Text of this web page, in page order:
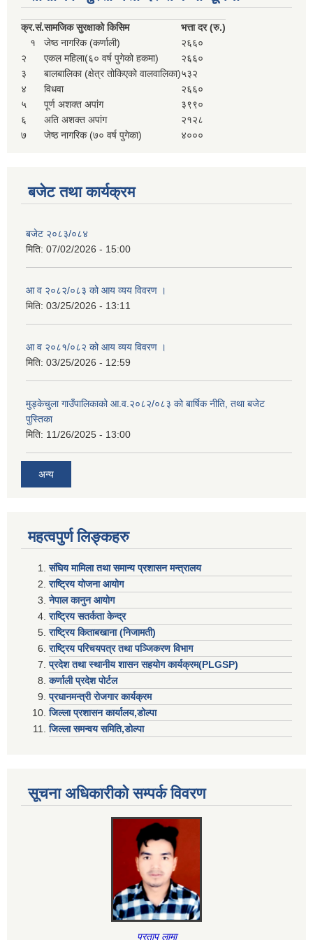
क्र.सं.सामजिक सुरक्षाको किसिम
भत्ता दर (रु.)
१
जेष्ठ नागरिक (कर्णाली)
२६६०
२
एकल महिला(६० वर्ष पुगेको हकमा)
२६६०
३
बालबालिका (क्षेत्र तोकिएको वालवालिका)५३२
४
विधवा
२६६०
५
पूर्ण अशक्त अपांग
३९९०
६
अति अशक्त अपांग
२१२८
७
जेष्ठ नागरिक (७० वर्ष पुगेका) ४०००
बजेट तथा कार्यक्रम
बजेट २०८३/०८४
मिति: 07/02/2026 - 15:00
आ व २०८२/०८३ को आय व्यय विवरण ।
मिति: 03/25/2026 - 13:11
आ व २०८१/०८२ को आय व्यय विवरण ।
मिति: 03/25/2026 - 12:59
मुड्केचुला गाउँपालिकाको आ.व.२०८२/०८३ को बार्षिक नीति, तथा बजेट
पुस्तिका
मिति: 11/26/2025 - 13:00
अन्य
महत्वपुर्ण लिङ्कहरु
संघिय मामिला तथा समान्य प्रशासन मन्त्रालय
राष्ट्रिय योजना आयोग
नेपाल कानुन आयोग
राष्ट्रिय सतर्कता केन्द्र
राष्ट्रिय किताबखाना (निजामती)
राष्ट्रिय परिचयपत्र तथा पञ्जिकरण विभाग
प्रदेश तथा स्थानीय शासन सहयाेग कार्यक्रम(PLGSP)
कर्णाली प्रदेश पोर्टल
प्रधानमन्त्री राेजगार कार्यक्रम
जिल्ला प्रशासन कार्यालय,डोल्पा
जिल्ला समन्वय समिति,डोल्प
सूचना अधिकारीकाे सम्पर्क विवरण
प्रताप लामा